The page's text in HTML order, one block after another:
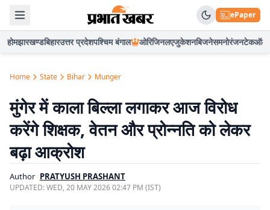
ePaper
होमझारखण्डबिहारउत्तर प्रदेशपश्चिम बंगाल ओरिजिनलएजुकेशनबिजनेसमनोरंजनटेकऑटो
Home State Bihar Munger
मुंगेर में काला बिल्ला लगाकर आज विरोध
करेंगे शिक्षक, वेतन और प्रोन्नति को लेकर
बढ़ा आक्रोश
Author PRATYUSH PRASHANT
UPDATED:WED, 20 MAY 2026 02:47 PM (IST)